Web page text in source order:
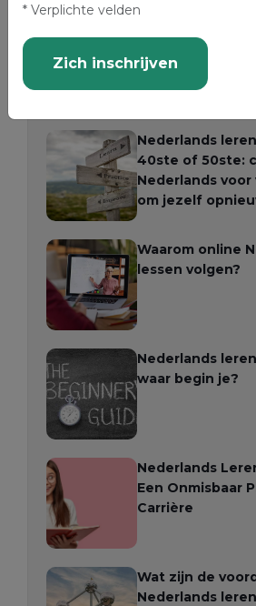
Nederlands in
Nederlands
40ste of 50ste:
Nederlands
om jezelf
Waarom online
lessen volgen?
Nederlands
waar begin je?
Nederlands
Een Onmisbaar
Carrière
Wat zijn de
Nederlands
* Verplichte velden
Zich inschrijven